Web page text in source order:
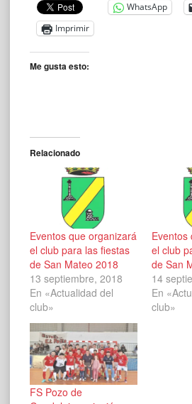
WhatsApp
Imprimir
Me gusta esto:
Relacionado
Eventos que organizará
el club para las fiestas
de San Mateo 2018
13 septiembre, 2018
En «Actualidad del
club»
Eventos
el club
de San
14
En
club»
FS Pozo de